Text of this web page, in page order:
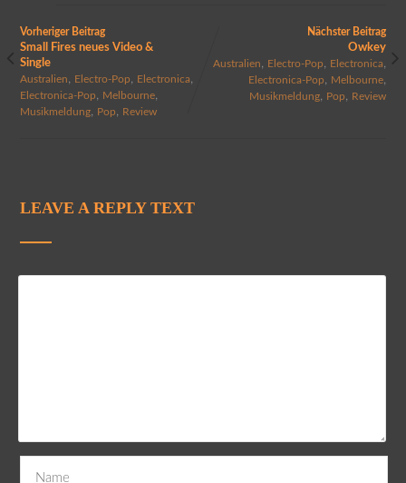
Vorheriger Beitrag
Small Fires neues Video &
Single
Australien Electro-Pop Electronica
Electronica-Pop Melbourne,
Musikmeldung, Pop Review
Nächster Beitrag
Owkey
Australien Electro-Pop Electronica
Electronica-Pop Melbourne
Musikmeldung Pop Review
LEAVE A REPLY TEXT